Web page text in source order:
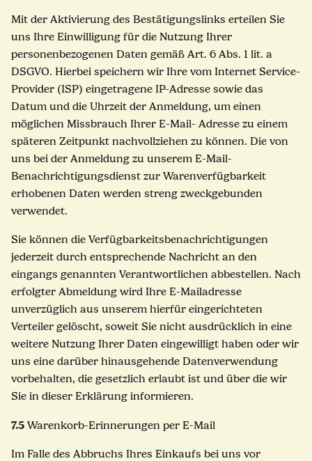
Mit der Aktivierung des Bestätigungslinks erteilen Sie
uns Ihre Einwilligung für die Nutzung Ihrer
personenbezogenen Daten gemäß Art. 6 Abs. 1 lit. a
DSGVO. Hierbei speichern wir Ihre vom Internet Service-
Provider (ISP) eingetragene IP-Adresse sowie das
Datum und die Uhrzeit der Anmeldung, um einen
möglichen Missbrauch Ihrer E-Mail- Adresse zu einem
späteren Zeitpunkt nachvollziehen zu können. Die von
uns bei der Anmeldung zu unserem E-Mail-
Benachrichtigungsdienst zur Warenverfügbarkeit
erhobenen Daten werden streng zweckgebunden
verwendet.
Sie können die Verfügbarkeitsbenachrichtigungen
jederzeit durch entsprechende Nachricht an den
eingangs genannten Verantwortlichen abbestellen. Nach
erfolgter Abmeldung wird Ihre E-Mailadresse
unverzüglich aus unserem hierfür eingerichteten
Verteiler gelöscht, soweit Sie nicht ausdrücklich in eine
weitere Nutzung Ihrer Daten eingewilligt haben oder wir
uns eine darüber hinausgehende Datenverwendung
vorbehalten, die gesetzlich erlaubt ist und über die wir
Sie in dieser Erklärung informieren.
7.5 Warenkorb-Erinnerungen per E-Mail
Im Falle des Abbruchs Ihres Einkaufs bei uns vor